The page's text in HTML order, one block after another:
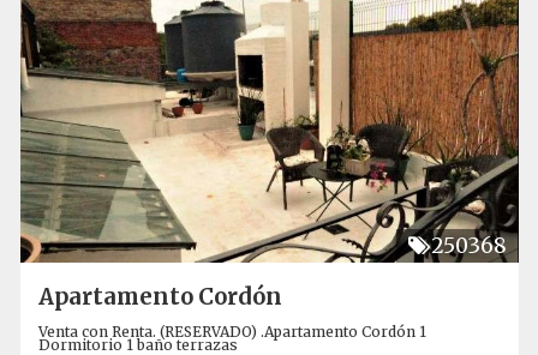
250368
Apartamento Cordón
Venta con Renta. (RESERVADO) .Apartamento Cordón 1
Dormitorio 1 baño terrazas